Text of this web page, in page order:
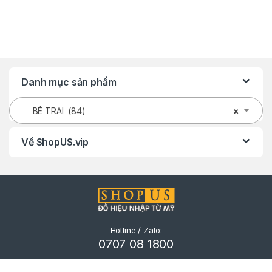
Danh mục sản phẩm
×
BÉ TRAI (84)
Về ShopUS.vip
Hotline / Zalo:
0707 08 1800